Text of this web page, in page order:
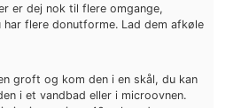
er dej nok til flere omgange,
har flere donutforme. Lad dem afkøle
groft og kom den i en skål, du kan
i et vandbad eller i microovnen.